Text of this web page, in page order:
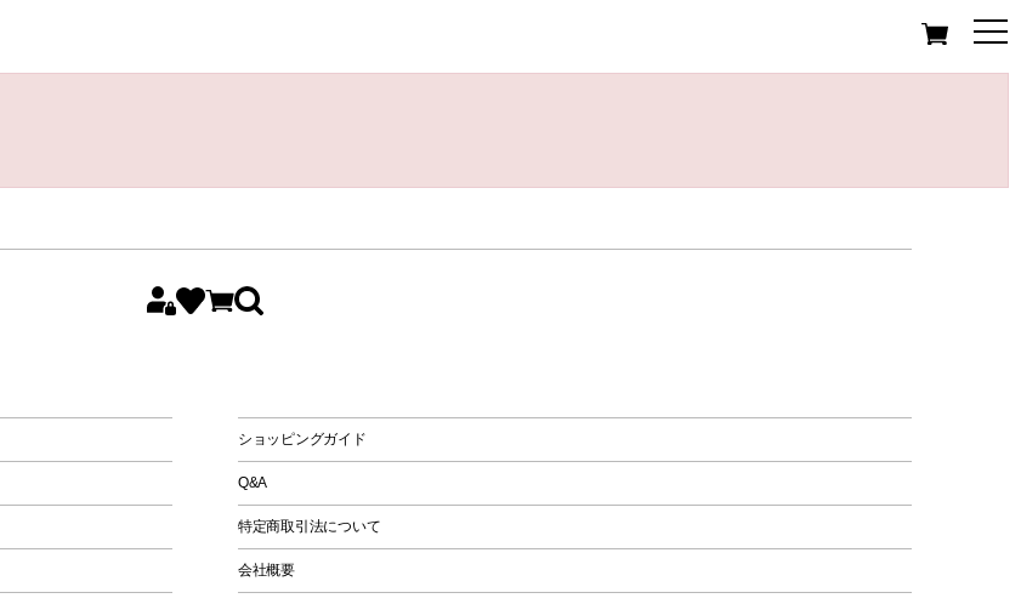
ショッピングガイド
Q&A
特定商取引法について
会社概要